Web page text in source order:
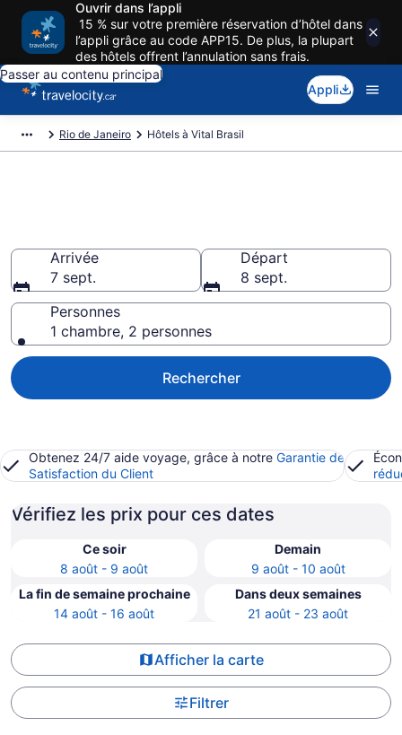
Ouvrir dans l’appli
15 % sur votre première réservation d’hôtel dans
l’appli grâce au code APP15. De plus, la plupart
des hôtels offrent l’annulation sans frais.
Passer au contenu principal
Appli
Rio de Janeiro Hôtels à Vital Brasil
Arrivée
7 sept.
Départ
8 sept.
Personnes
1 chambre, 2 personnes
Rechercher
Obtenez 24/7 aide voyage, grâce à notre Garantie de
Satisfaction du Client
Vérifiez les prix pour ces dates
Ce soir
8 août - 9 août
Demain
9 août - 10 août
La fin de semaine prochaine
14 août - 16 août
Dans deux semaines
21 août - 23 août
Afficher la carte
Filtrer